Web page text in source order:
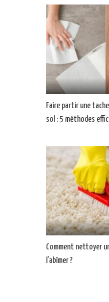
Faire partir une
sol : 5 méthodes
Comment nettoyer
l’abîmer ?